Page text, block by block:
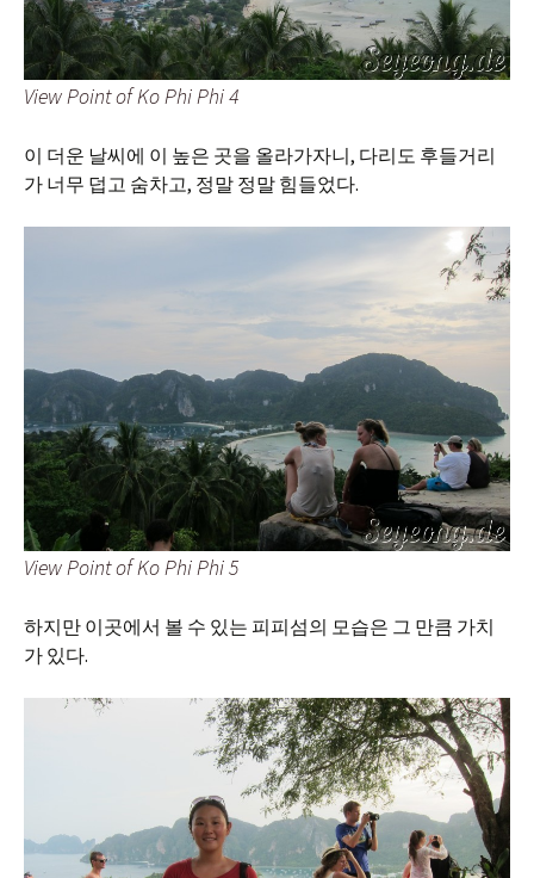
View Point of Ko Phi Phi 4
이 더운 날씨에 이 높은 곳을 올라가자니, 다리도 후들거리
가 너무 덥고 숨차고, 정말 정말 힘들었다.
View Point of Ko Phi Phi 5
하지만 이곳에서 볼 수 있는 피피섬의 모습은 그 만큼 가치
가 있다.